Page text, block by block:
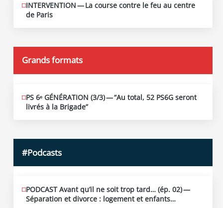
JUIN
12
2026
INTERVENTION — La course contre le feu au centre
de Paris
Grands formats
JUIN
19
PS 6ᵉ GÉNÉRATION (3/​3) — “Au total, 52 PS6G seront
livrés à la Brigade”
#Podcasts
MAI
13
2026
PODCAST Avant qu’il ne soit trop tard… (ép. 02) —
Séparation et divorce : logement et enfants…